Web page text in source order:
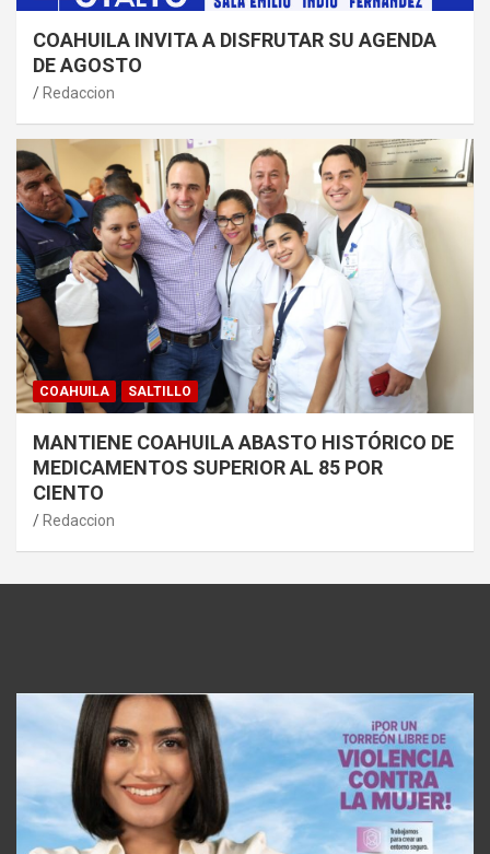
COAHUILA INVITA A DISFRUTAR SU AGENDA
DE AGOSTO
Redaccion
COAHUILA SALTILLO
MANTIENE COAHUILA ABASTO HISTÓRICO DE
MEDICAMENTOS SUPERIOR AL 85 POR
CIENTO
Redaccion